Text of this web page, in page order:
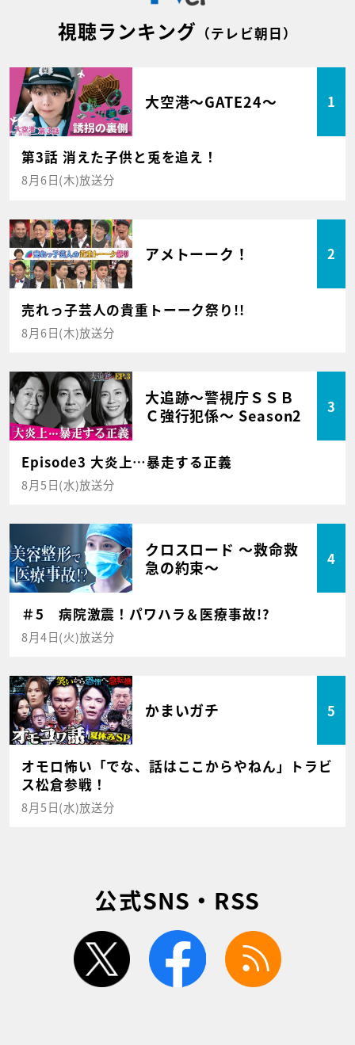
視聴ランキング （テレビ朝日）
大空港～GATE24～ 1
第3話 消えた子供と兎を追え！
8月6日(木)放送分
アメトーーク！ 2
売れっ子芸人の貴重トーーク祭り!!
8月6日(木)放送分
大追跡～警視庁ＳＳＢ
Ｃ強行犯係～ Season2
3
Episode3 大炎上…暴走する正義
8月5日(水)放送分
クロスロード ～救命救
急の約束～
4
＃5 病院激震！パワハラ＆医療事故!?
8月4日(火)放送分
かまいガチ 5
オモロ怖い「でな、話はここからやねん」トラビ
ス松倉参戦！
8月5日(水)放送分
公式SNS・RSS
twitter facebook